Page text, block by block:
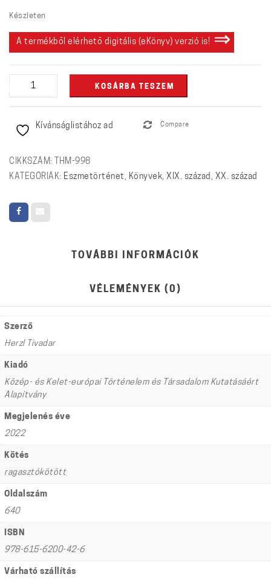
Készleten
A termékből elérhető digitális (eKönyv) verzió is!
(1895-
mennyiség
KOSÁRBA TESZEM
Kívánságlistához ad Compare
CIKKSZÁM: THM-998
KATEGÓRIÁK: Eszmetörténet , Könyvek, XIX. század , XX. század
TOVÁBBI INFORMÁCIÓK
VÉLEMÉNYEK (0)
Szerző
Herzl Tivadar
Kiadó
Közép- és Kelet-európai Történelem és Társadalom Kutatásáért
Alapítvány
Megjelenés éve
2022
Kötés
ragasztókötött
Oldalszám
640
ISBN
978-615-6200-42-6
Várható szállítás